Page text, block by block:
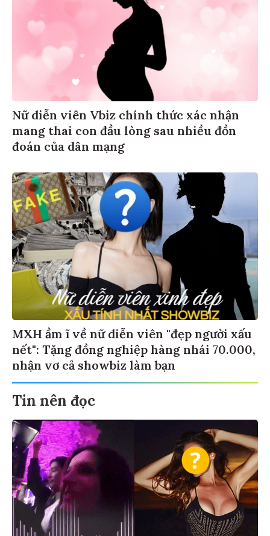
Nữ diễn viên Vbiz chính thức xác nhận
mang thai con đầu lòng sau nhiều đồn
đoán của dân mạng
MXH ầm ĩ về nữ diễn viên "đẹp người xấu
nết": Tặng đồng nghiệp hàng nhái 70.000,
nhận vơ cả showbiz làm bạn
Tin nên đọc